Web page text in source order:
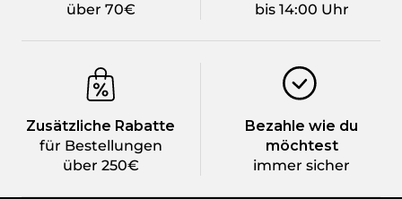
über 70€
bis 14:00 Uhr
Zusätzliche Rabatte
für Bestellungen
über 250€
Bezahle wie du
möchtest
immer sicher